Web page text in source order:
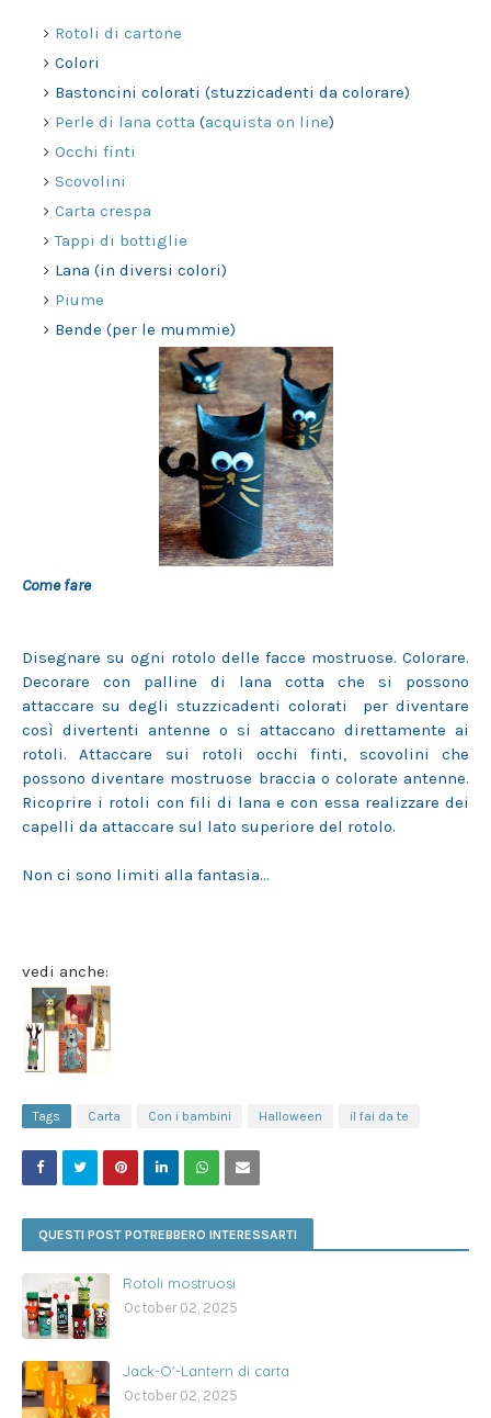
Rotoli di cartone
Colori
Bastoncini colorati (stuzzicadenti da colorare)
Perle di lana cotta (acquista on line)
Occhi finti
Scovolini
Carta crespa
Tappi di bottiglie
Lana (in diversi colori)
Piume
Bende (per le mummie)
Come fare
Disegnare su ogni rotolo delle facce mostruose. Colorare.
Decorare con palline di lana cotta che si possono
attaccare su degli stuzzicadenti colorati per diventare
così divertenti antenne o si attaccano direttamente ai
rotoli. Attaccare sui rotoli occhi finti, scovolini che
possono diventare mostruose braccia o colorate antenne.
Ricoprire i rotoli con fili di lana e con essa realizzare dei
capelli da attaccare sul lato superiore del rotolo.
Non ci sono limiti alla fantasia...
vedi anche:
Tags Carta Con i bambini Halloween il fai da te
QUESTI POST POTREBBERO INTERESSARTI
Rotoli mostruosi
October 02, 2025
Jack-O'-Lantern di carta
October 02, 2025